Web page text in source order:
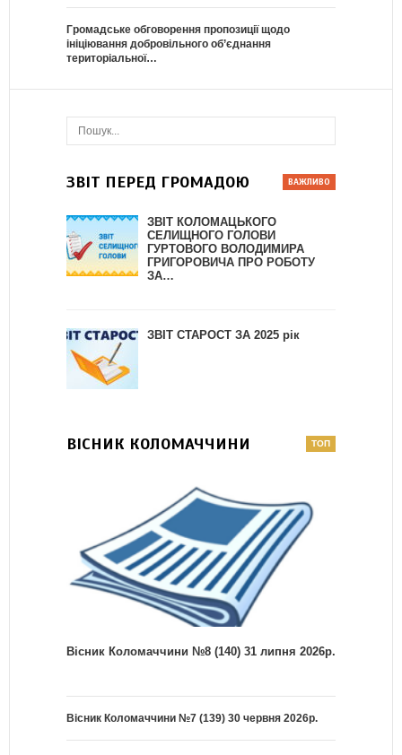
Громадське обговорення пропозиції щодо
ініціювання добровільного об’єднання
територіальної…
ЗВІТ ПЕРЕД ГРОМАДОЮ
ЗВІТ КОЛОМАЦЬКОГО
СЕЛИЩНОГО ГОЛОВИ
ГУРТОВОГО ВОЛОДИМИРА
ГРИГОРОВИЧА ПРО РОБОТУ
ЗА…
ЗВІТ СТАРОСТ ЗА 2025 рік
ВІСНИК КОЛОМАЧЧИНИ
Вісник Коломаччини №8 (140) 31 липня 2026р.
Вісник Коломаччини №7 (139) 30 червня 2026р.